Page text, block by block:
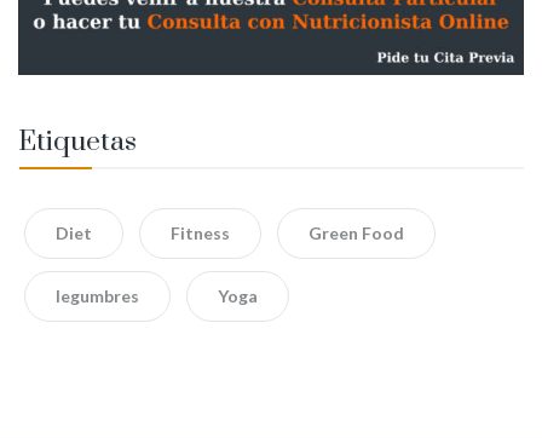
Etiquetas
Diet Fitness Green Food
legumbres Yoga